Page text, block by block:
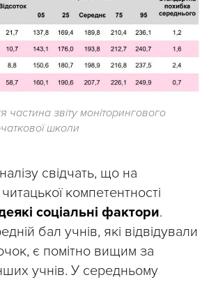
частина звіту моніторингового
школи
свідчать, що на
компетентності
соціальні фактори.
бал учнів, які відвідували
є помітно вищим за
учнів. У середньому